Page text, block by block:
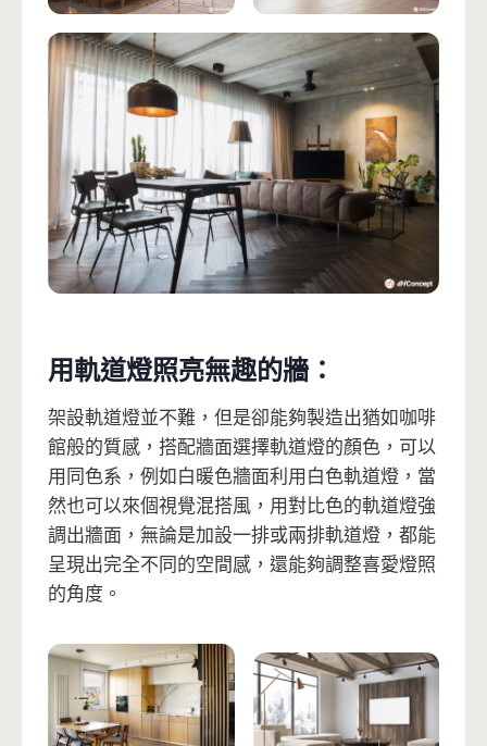
用軌道燈照亮無趣的牆：
架設軌道燈並不難，但是卻能夠製造出猶如咖啡
館般的質感，搭配牆面選擇軌道燈的顏色，可以
用同色系，例如白暖色牆面利用白色軌道燈，當
然也可以來個視覺混搭風，用對比色的軌道燈強
調出牆面，無論是加設一排或兩排軌道燈，都能
呈現出完全不同的空間感，還能夠調整喜愛燈照
的角度。